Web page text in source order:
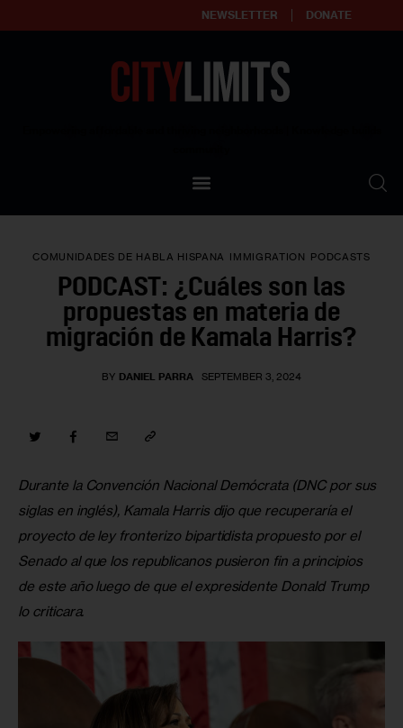
NEWSLETTER DONATE
Our Standards
Contact Us
COMUNIDADES DE HABLA HISPANA IMMIGRATION PODCASTS
PODCAST: ¿Cuáles son las
propuestas en materia de
migración de Kamala Harris?
BY DANIEL PARRA SEPTEMBER 3, 2024
Durante la Convención Nacional Demócrata (DNC por sus
siglas en inglés), Kamala Harris dijo que recuperaría el
proyecto de ley fronterizo bipartidista propuesto por el
Senado al que los republicanos pusieron fin a principios
de este año luego de que el expresidente Donald Trump
lo criticara.